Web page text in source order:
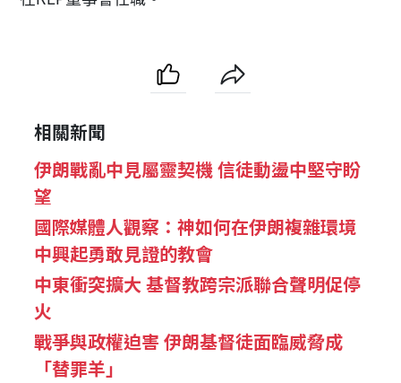
相關新聞
伊朗戰亂中見屬靈契機 信徒動盪中堅守盼
望
國際媒體人觀察：神如何在伊朗複雜環境
中興起勇敢見證的教會
中東衝突擴大 基督教跨宗派聯合聲明促停
火
戰爭與政權迫害 伊朗基督徒面臨威脅成
「替罪羊」